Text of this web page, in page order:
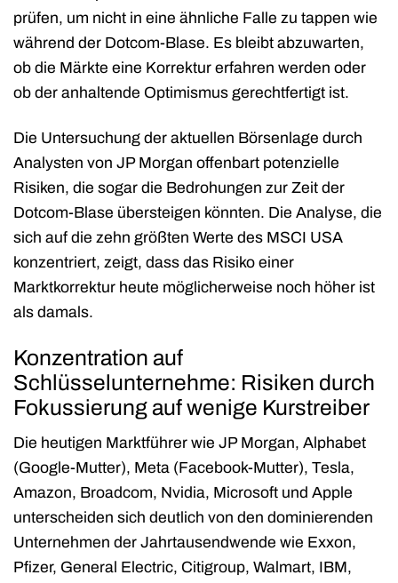
prüfen, um nicht in eine ähnliche Falle zu tappen wie
während der Dotcom-Blase. Es bleibt abzuwarten,
ob die Märkte eine Korrektur erfahren werden oder
ob der anhaltende Optimismus gerechtfertigt ist.
Die Untersuchung der aktuellen Börsenlage durch
Analysten von JP Morgan offenbart potenzielle
Risiken, die sogar die Bedrohungen zur Zeit der
Dotcom-Blase übersteigen könnten. Die Analyse, die
sich auf die zehn größten Werte des MSCI USA
konzentriert, zeigt, dass das Risiko einer
Marktkorrektur heute möglicherweise noch höher ist
als damals.
Konzentration auf
Schlüsselunternehme: Risiken durch
Fokussierung auf wenige Kurstreiber
Die heutigen Marktführer wie JP Morgan, Alphabet
(Google-Mutter), Meta (Facebook-Mutter), Tesla,
Amazon, Broadcom, Nvidia, Microsoft und Apple
unterscheiden sich deutlich von den dominierenden
Unternehmen der Jahrtausendwende wie Exxon,
Pfizer, General Electric, Citigroup, Walmart, IBM,